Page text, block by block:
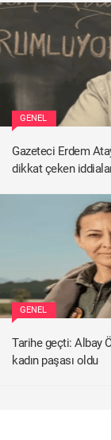
GENEL
Gazeteci Erdem
dikkat çeken
GENEL
Tarihe geçti: Albay
kadın paşası oldu